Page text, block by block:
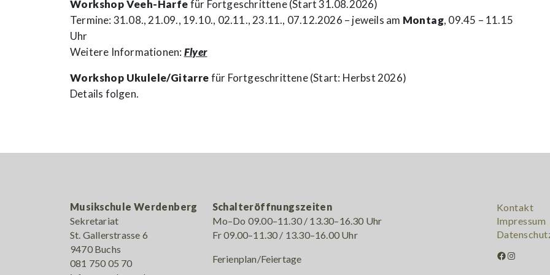
Workshop Veeh-Harfefür Fortgeschrittene (Start 31.08.2026)
Termine: 31.08., 21.09., 19.10., 02.11., 23.11., 07.12.2026 – jeweils am Montag, 09.45 – 11.15
Uhr
Weitere Informationen: Flyer
Workshop Ukulele/Gitarrefür Fortgeschrittene (Start: Herbst 2026)
Details folgen.
Musikschule Werdenberg
Sekretariat
St. Gallerstrasse 6
9470 Buchs
081 750 05 70
Schalteröffnungszeiten
Mo–Do 09.00–11.30 / 13.30–16.30 Uhr
Fr 09.00–11.30 / 13.30–16.00 Uhr
Ferienplan/Feiertage
Kontakt
Impressum
Facebook Instagram